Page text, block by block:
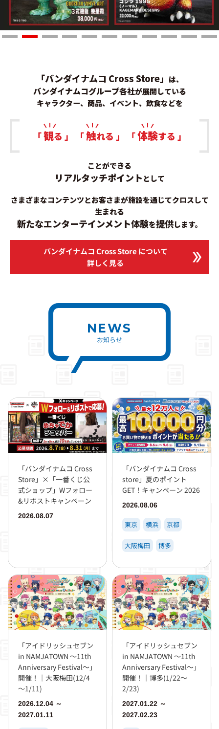
「バンダイナムコ Cross Store」 は、
バンダイナムコグループ各社が展開している
キャラクター、商品、イベント、飲食などを
「観る 」 「触れる 」 「体験する 」
ことができる
リアルタッチポイントとして
さまざまなコンテンツとお客さまが施設を通じてクロスして
生まれる
新たなエンターテインメント体験を提供します。
バンダイナムコ Cross Store について
詳しく見る
NEWS
お知らせ
「バンダイナムコ Cross
Store」×「一番くじ公
式ショップ」Wフォロー
&リポストキャンペーン
2026.08.07
「バンダイナムコ Cross
store」夏のポイント
GET！キャンペーン 2026
2026.08.06
東京 横浜 京都
大阪梅田 博多
「アイドリッシュセブン
in NAMJATOWN ～11th
Anniversary Festival～」
開催！｜大阪梅田(12/4
～1/11)
2026.12.04 ～
2027.01.11
「アイドリッシュセブン
in NAMJATOWN ～11th
Anniversary Festival～」
開催！｜博多(1/22～
2/23)
2027.01.22 ～
2027.02.23